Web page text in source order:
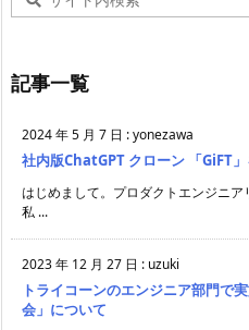
記事一覧
2024 年 5 月 7 日 :yonezawa
社内版ChatGPT クローン 「GiFT
はじめまして。プロダクトエンジニ
私 ...
2023 年 12 月 27 日 : uzuki
トライコーンのエンジニア部門で
会」について